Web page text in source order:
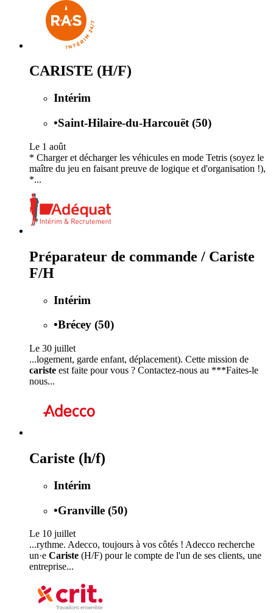
CARISTE (H/F)
Intérim
•Saint-Hilaire-du-Harcouët (50)
Le 1 août
* Charger et décharger les véhicules en mode Tetris (soyez le
maître du jeu en faisant preuve de logique et d'organisation !),
*...
Préparateur de commande / Cariste
F/H
Intérim
•Brécey (50)
Le 30 juillet
...logement, garde enfant, déplacement). Cette mission de
cariste est faite pour vous ? Contactez-nous au ***Faites-le
nous...
Cariste (h/f)
Intérim
•Granville (50)
Le 10 juillet
...rythme. Adecco, toujours à vos côtés ! Adecco recherche
un·e Cariste (H/F) pour le compte de l'un de ses clients, une
entreprise...